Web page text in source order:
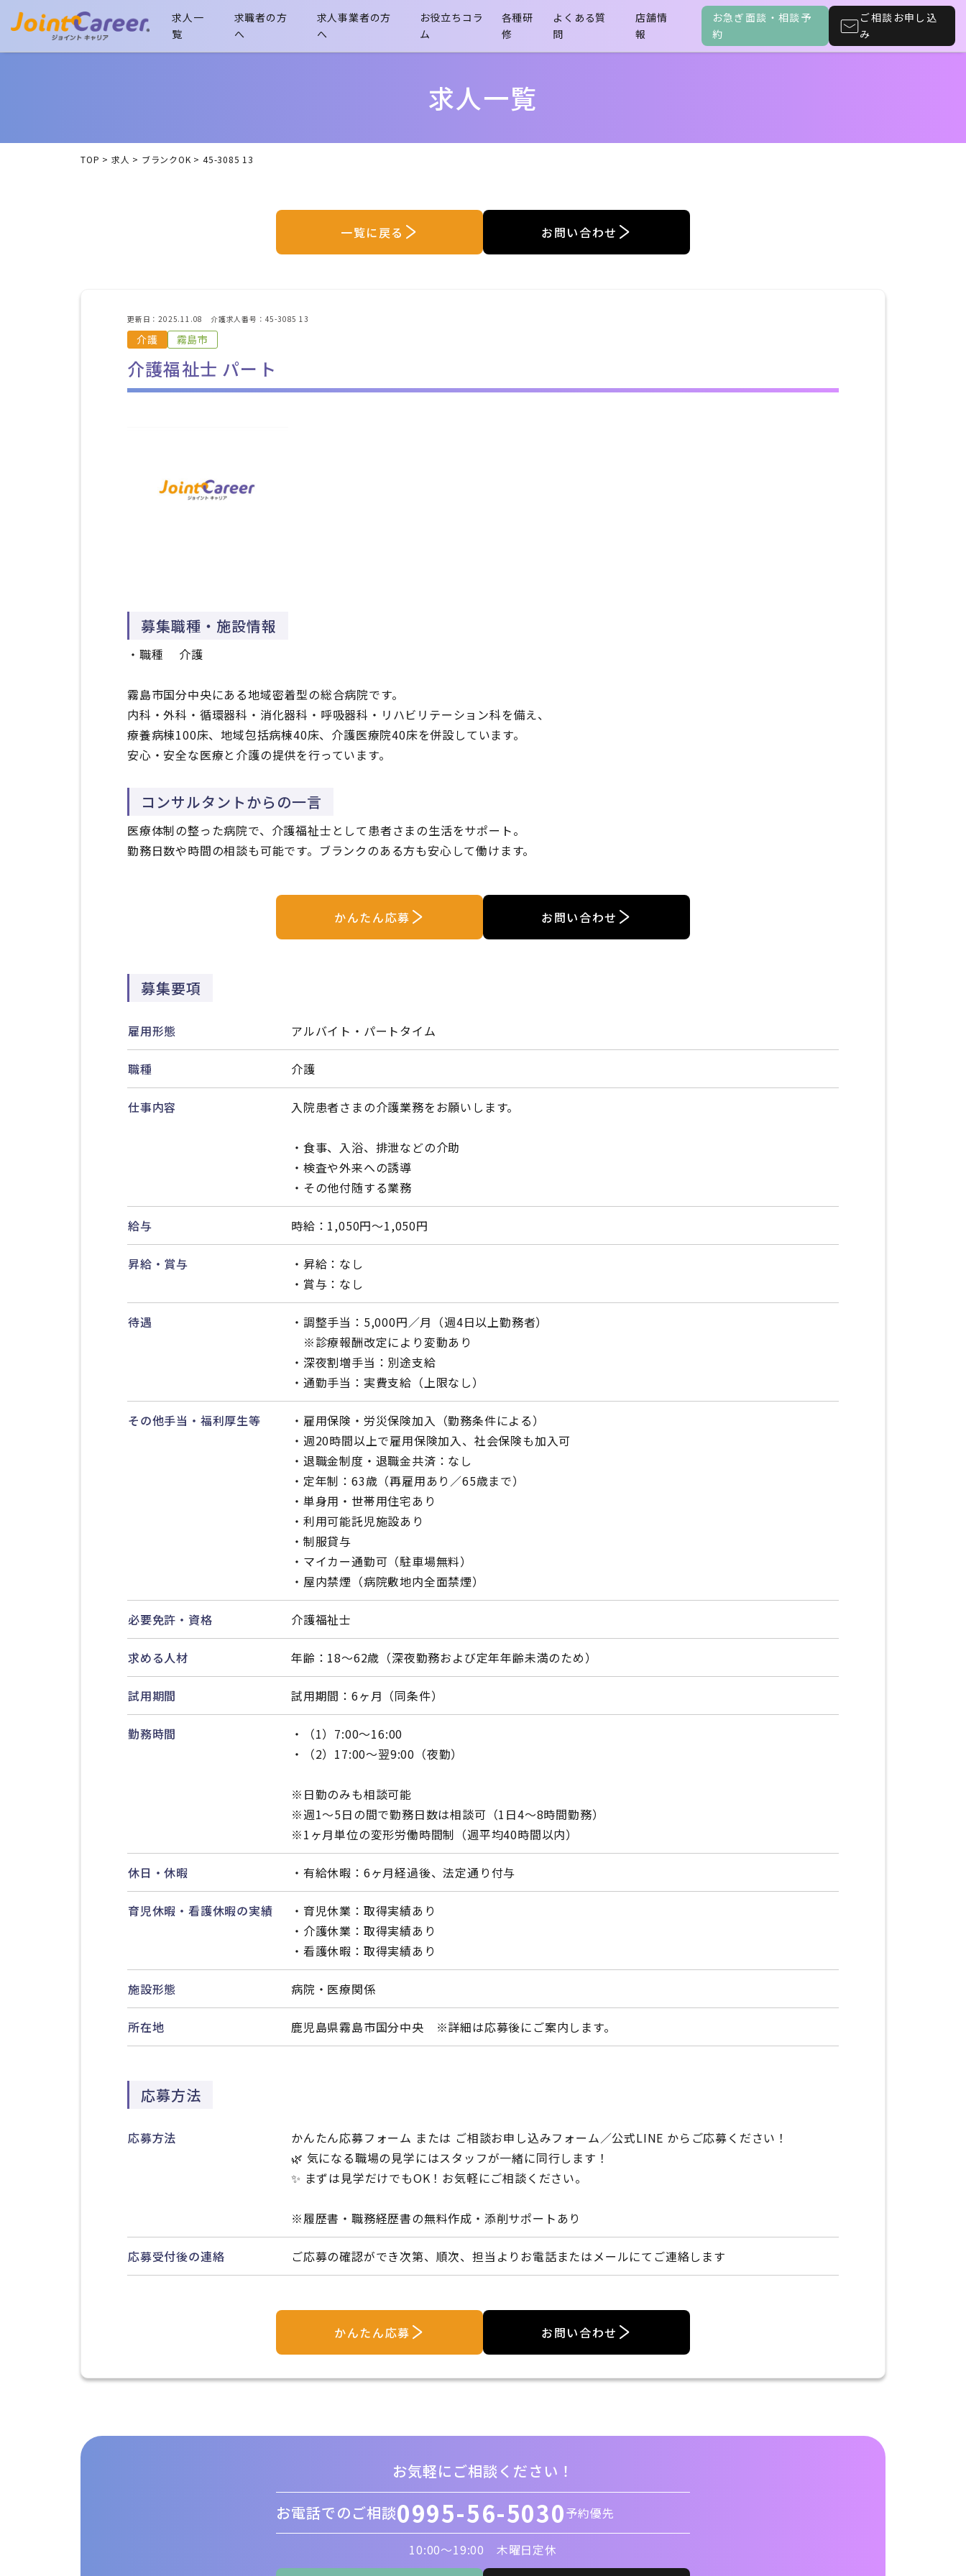
求人一
覧
求職者の方
へ
求人事業者の方
へ
お役立ちコラ
ム
各種研
修
よくある質
問
店舗情
報
お急ぎ面談・相談予
約
ご相談お申し込
み
求人一覧
TOP > 求人 > ブランクOK >45-3085 13
一覧に戻る お問い合わせ
更新日：2025.11.08 介護求人番号：45-3085 13
介護 霧島市
介護福祉士 パート
募集職種・施設情報
・職種 介護
霧島市国分中央にある地域密着型の総合病院です。
内科・外科・循環器科・消化器科・呼吸器科・リハビリテーション科を備え、
療養病棟100床、地域包括病棟40床、介護医療院40床を併設しています。
安心・安全な医療と介護の提供を行っています。
コンサルタントからの一言
医療体制の整った病院で、介護福祉士として患者さまの生活をサポート。
勤務日数や時間の相談も可能です。ブランクのある方も安心して働けます。
かんたん応募 お問い合わせ
募集要項
雇用形態 アルバイト・パートタイム
職種 介護
仕事内容 入院患者さまの介護業務をお願いします。
・食事、入浴、排泄などの介助
・検査や外来への誘導
・その他付随する業務
給与 時給：1,050円〜1,050円
昇給・賞与
・昇給：なし
・賞与：なし
待遇
・調整手当：5,000円／月（週4日以上勤務者）
※診療報酬改定により変動あり
・深夜割増手当：別途支給
・通勤手当：実費支給（上限なし）
その他手当・福利厚生等
・雇用保険・労災保険加入（勤務条件による）
・週20時間以上で雇用保険加入、社会保険も加入可
・退職金制度・退職金共済：なし
・定年制：63歳（再雇用あり／65歳まで）
・単身用・世帯用住宅あり
・利用可能託児施設あり
・制服貸与
・マイカー通勤可（駐車場無料）
・屋内禁煙（病院敷地内全面禁煙）
必要免許・資格 介護福祉士
求める人材 年齢：18〜62歳（深夜勤務および定年年齢未満のため）
試用期間 試用期間：6ヶ月（同条件）
勤務時間
・（1）7:00〜16:00
・（2）17:00〜翌9:00（夜勤）
※日勤のみも相談可能
※週1〜5日の間で勤務日数は相談可（1日4〜8時間勤務）
※1ヶ月単位の変形労働時間制（週平均40時間以内）
休日・休暇 ・有給休暇：6ヶ月経過後、法定通り付与
育児休暇・看護休暇の実績
・育児休業：取得実績あり
・介護休業：取得実績あり
・看護休暇：取得実績あり
施設形態 病院・医療関係
所在地 鹿児島県霧島市国分中央 ※詳細は応募後にご案内します。
応募方法
応募方法
かんたん応募フォーム または ご相談お申し込みフォーム／公式LINE からご応募ください！
🌿 気になる職場の見学にはスタッフが一緒に同行します！
✨ まずは見学だけでもOK！お気軽にご相談ください。
※履歴書・職務経歴書の無料作成・添削サポートあり
応募受付後の連絡 ご応募の確認ができ次第、順次、担当よりお電話またはメールにてご連絡します
かんたん応募 お問い合わせ
お気軽にご相談ください！
お電話でのご相談0995-56-5030予約優先
10:00〜19:00 木曜日定休